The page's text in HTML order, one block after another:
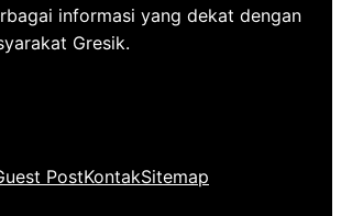
informasi yang dekat dengan
Gresik.
PostKontakSitemap